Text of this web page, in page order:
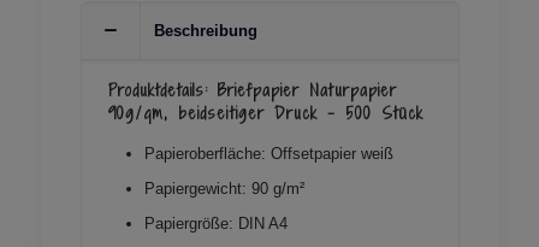
Beschreibung
Produktdetails: Briefpapier Naturpapier
90g/qm, beidseitiger Druck – 500 Stück
Papieroberfläche: Offsetpapier weiß
Papiergewicht: 90 g/m²
Papiergröße: DIN A4